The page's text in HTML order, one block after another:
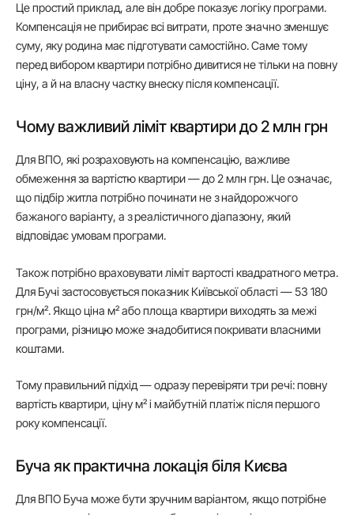
Це простий приклад, але він добре показує логіку програми.
Компенсація не прибирає всі витрати, проте значно зменшує
суму, яку родина має підготувати самостійно. Саме тому
перед вибором квартири потрібно дивитися не тільки на повну
ціну, а й на власну частку внеску після компенсації.
Чому важливий ліміт квартири до 2 млн грн
Для ВПО, які розраховують на компенсацію, важливе
обмеження за вартістю квартири — до 2 млн грн. Це означає,
що підбір житла потрібно починати не з найдорожчого
бажаного варіанту, а з реалістичного діапазону, який
відповідає умовам програми.
Також потрібно враховувати ліміт вартості квадратного метра.
Для Бучі застосовується показник Київської області — 53 180
грн/м². Якщо ціна м² або площа квартири виходять за межі
програми, різницю може знадобитися покривати власними
коштами.
Тому правильний підхід — одразу перевіряти три речі: повну
вартість квартири, ціну м² і майбутній платіж після першого
року компенсації.
Буча як практична локація біля Києва
Для ВПО Буча може бути зручним варіантом, якщо потрібне